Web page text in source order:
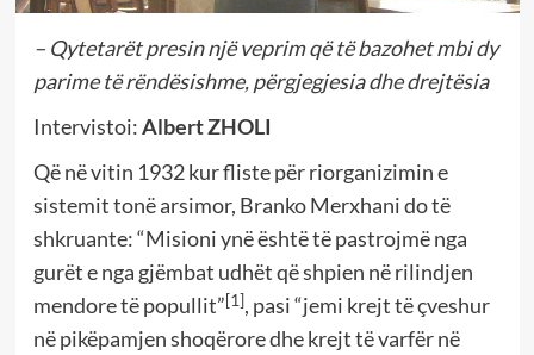
– Qytetarët presin një veprim që të bazohet mbi dy
parime të rëndësishme, përgjegjesia dhe drejtësia
Intervistoi:Albert ZHOLI
Që në vitin 1932 kur fliste për riorganizimin e
sistemit tonë arsimor, Branko Merxhani do të
shkruante: “Misioni ynë është të pastrojmë nga
gurët e nga gjëmbat udhët që shpien në rilindjen
mendore të popullit”[1], pasi “jemi krejt të çveshur
në pikëpamjen shoqërore dhe krejt të varfër në